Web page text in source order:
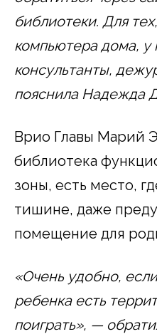
библиотеки. Для
компьютера дома, у
консультанты,
пояснила Надежда
Врио Главы Марий
библиотека
зоны, есть место,
тишине, даже
помещение для
«Очень удобно,
ребенка есть
поиграть», —